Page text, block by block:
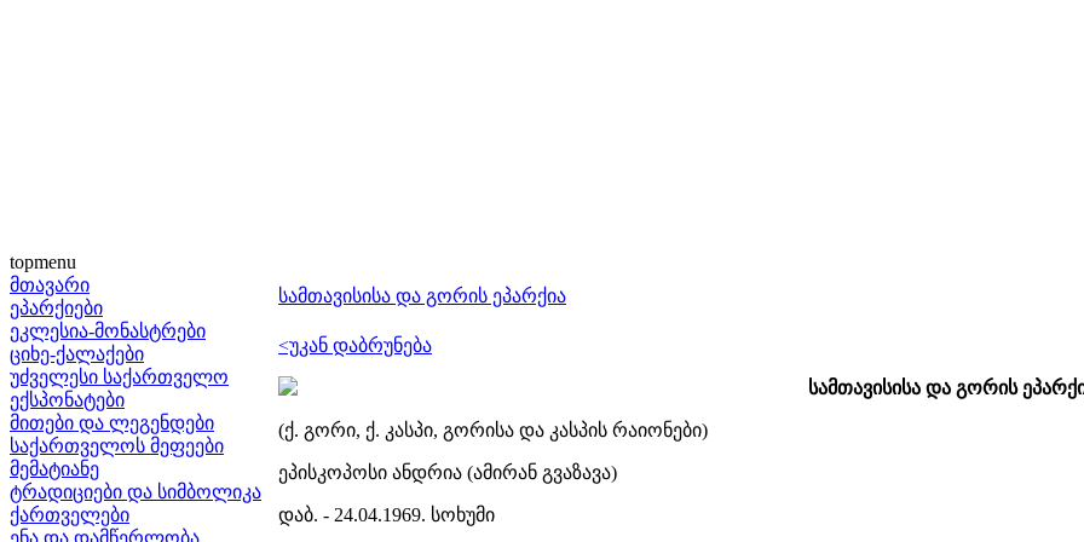
topmenu
მთავარი
ეპარქიები
ეკლესია-მონასტრები
ციხე-ქალაქები
უძველესი საქართველო
ექსპონატები
მითები და ლეგენდები
საქართველოს მეფეები
მემატიანე
ტრადიციები და სიმბოლიკა
ქართველები
ენა და დამწერლობა
სამთავისისა და გორის ეპარქია
<უკან დაბრუნება
სამთავისისა და გორის
(ქ. გორი, ქ. კასპი, გორისა და კასპის რაიონები)
ეპისკოპოსი ანდრია (ამირან გვაზავა)
დაბ. - 24.04.1969. სოხუმი